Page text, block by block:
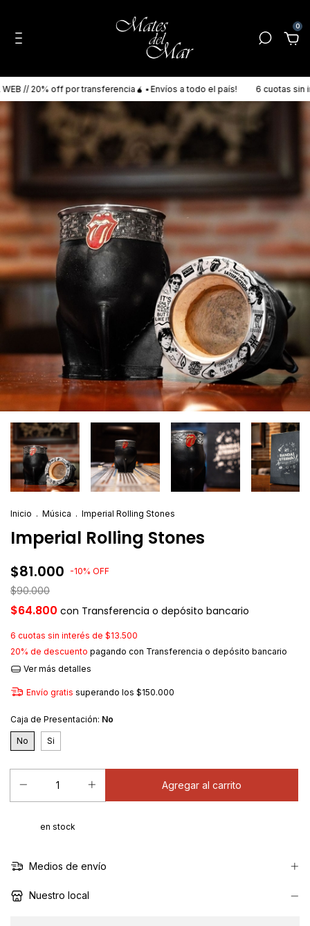
0
// 20% off por transferencia🧉 ▪ Envíos a todo el país! 6 cuotas sin
Inicio . Música . Imperial Rolling Stones
Imperial Rolling Stones
$81.000 -10% OFF
$90.000
$64.800 con Transferencia o depósito bancario
6 cuotas sin interés de $13.500
20% de descuento pagando con Transferencia o depósito bancario
Ver más detalles
Envío gratis superando los $150.000
Caja de Presentación: No
No Si
en stock
Medios de envío
Nuestro local